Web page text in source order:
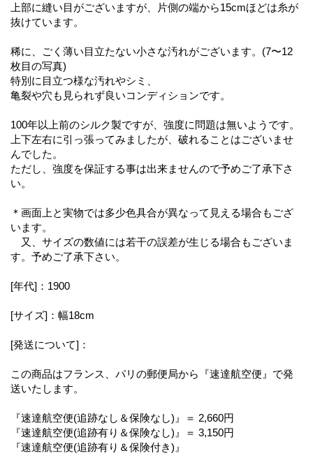
上部に縫い目がございますが、片側の端から15cmほどは糸が
抜けています。
稀に、ごく薄い目立たない小さな汚れがございます。(7〜12
枚目の写真)
特別に目立つ様な汚れやシミ、
亀裂や穴も見られず良いコンディションです。
100年以上前のシルク製ですが、強度に問題は無いようです。
上下左右に引っ張ってみましたが、破れることはございませ
んでした。
ただし、強度を保証する事は出来ませんので予めご了承下さ
い。
＊画面上と実物では多少色具合が異なって見える場合もござ
います。
又、サイズの数値には若干の誤差が生じる場合もございま
す。予めご了承下さい。
[年代]：1900
[サイズ]：幅18cm
[発送について]：
この商品はフランス、パリの郵便局から『速達航空便』で発
送いたします。
『速達航空便(追跡なし＆保険なし)』＝ 2,660円
『速達航空便(追跡有り＆保険なし)』＝ 3,150円
『速達航空便(追跡有り＆保険付き)』